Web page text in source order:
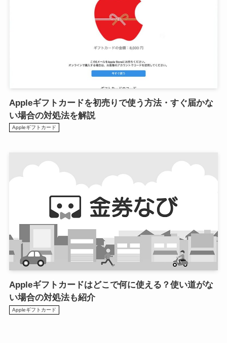
Appleギフトカードを初売りで使う方法・すぐ届かな
い場合の対処法を解説
Appleギフトカード
Appleギフトカードはどこで何に使える？使い道がな
い場合の対処法も紹介
Appleギフトカード